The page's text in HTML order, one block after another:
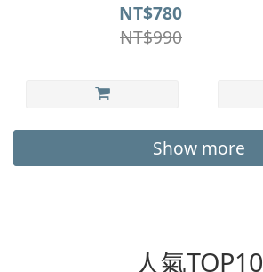
NT$780
NT$990
Show more
人氣TOP10